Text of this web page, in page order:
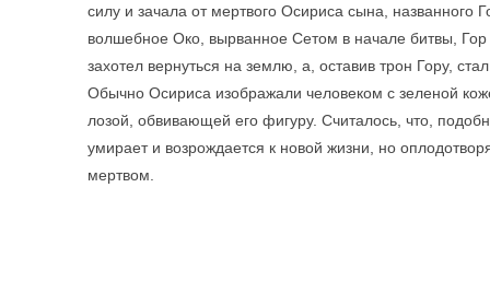
силу и зачала от мертвого Осириса сына, названного
волшебное Око, вырванное Сетом в начале битвы,
захотел вернуться на землю, а, оставив трон Гору,
Обычно Осириса изображали человеком с зеленой
лозой, обвивающей его фигуру. Считалось, что,
умирает и возрождается к новой жизни, но
мертвом.